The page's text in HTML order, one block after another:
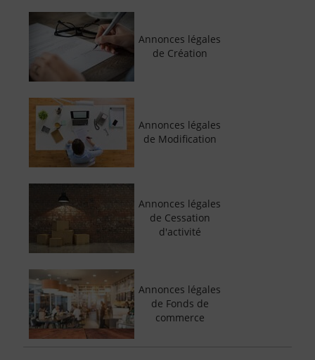
Annonces légales
de Création
Annonces légales
de Modification
Annonces légales
de Cessation
d'activité
Annonces légales
de Fonds de
commerce